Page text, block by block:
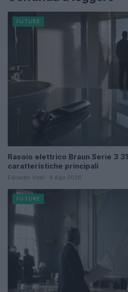
FUTURE
Rasoio elettrico Braun Serie 3
caratteristiche principali
Edoardo Vitali · 9 Ago 2026
FUTURE